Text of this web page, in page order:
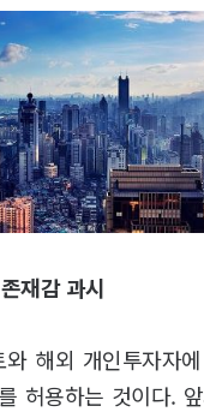
재감 과시
해외 개인투자자
허용하는 것이다.